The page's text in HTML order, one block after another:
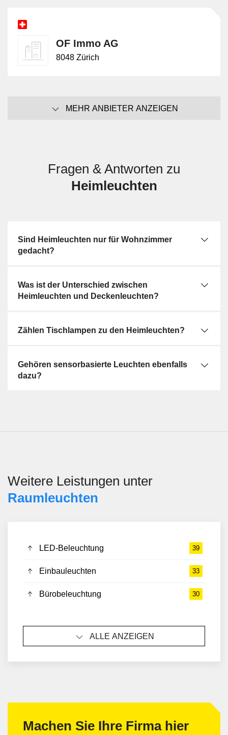
OF Immo AG
8048 Zürich
MEHR ANBIETER ANZEIGEN
Fragen & Antworten zu
Heimleuchten
Sind Heimleuchten nur für Wohnzimmer
gedacht?
Was ist der Unterschied zwischen
Heimleuchten und Deckenleuchten?
Zählen Tischlampen zu den Heimleuchten?
Gehören sensorbasierte Leuchten ebenfalls
dazu?
Weitere Leistungen unter
Raumleuchten
LED-Beleuchtung 39
Einbauleuchten 33
Bürobeleuchtung 30
ALLE ANZEIGEN
Machen Sie Ihre Firma hier